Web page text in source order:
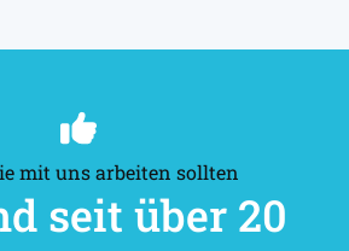
mit uns arbeiten sollten
seit über 20